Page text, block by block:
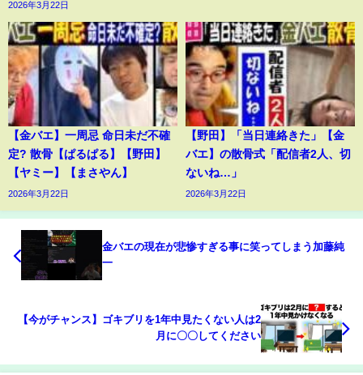
2026年3月22日
【金バエ】一周忌 命日未だ不確
定? 散骨【ぱるぱる】【野田】
【ヤミー】【まさやん】
2026年3月22日
【野田】「当日連絡きた」【金
バエ】の散骨式「配信者2人、切
ないね…」
2026年3月22日
金バエの現在が悲惨すぎる事に笑ってしまう加藤純
一
【今がチャンス】ゴキブリを1年中見たくない人は2
月に〇〇してください